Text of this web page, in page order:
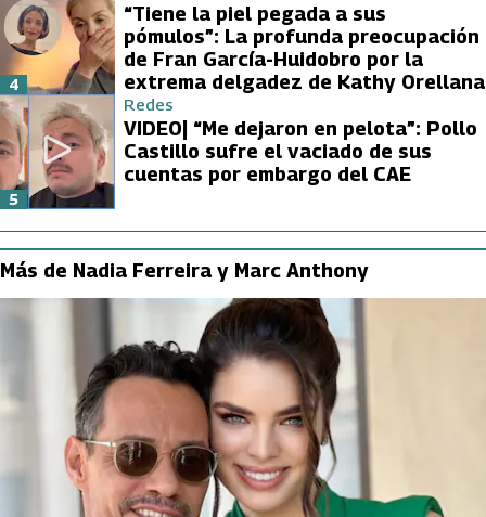
“Tiene la piel pegada a sus
pómulos”: La profunda preocupación
de Fran García-Huidobro por la
extrema delgadez de Kathy Orellana
4
Redes
VIDEO| “Me dejaron en pelota”: Pollo
Castillo sufre el vaciado de sus
cuentas por embargo del CAE
5
Más de Nadia Ferreira y Marc Anthony